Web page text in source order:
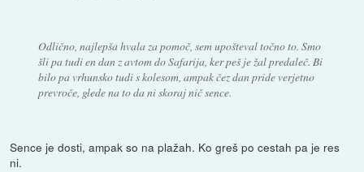
Odlično, najlepša hvala za pomoč, sem upošteval točno to. Smo
šli pa tudi en dan z avtom do Safarija, ker peš je žal predaleč. Bi
bilo pa vrhunsko tudi s kolesom, ampak čez dan pride verjetno
prevroče, glede na to da ni skoraj nič sence.
Sence je dosti, ampak so na plažah. Ko greš po cestah pa je res
ni.